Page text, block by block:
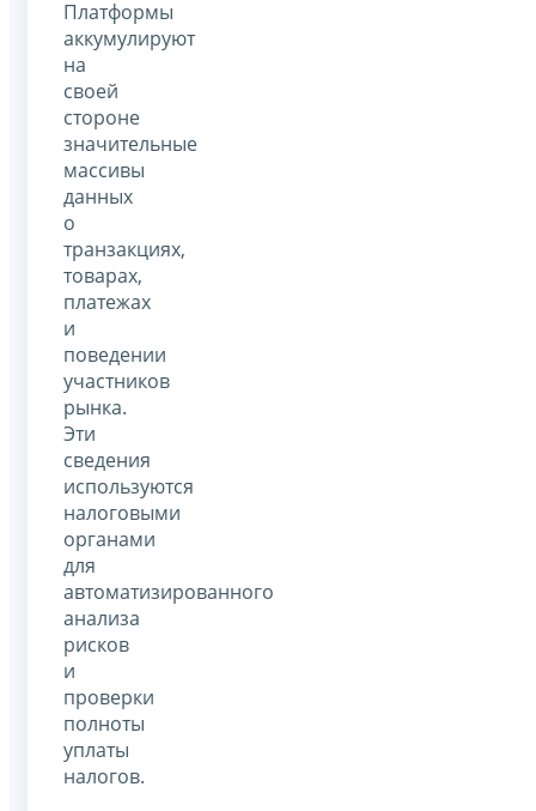
Платформы
аккумулируют
на
своей
стороне
значительные
массивы
данных
о
транзакциях,
товарах,
платежах
и
поведении
участников
рынка.
Эти
сведения
используются
налоговыми
органами
для
автоматизированного
анализа
рисков
и
проверки
полноты
уплаты
налогов.